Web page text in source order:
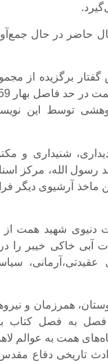
حال حاضر در حال
«به روایت همت» در برگیرنده 32 درس گفتار برگزیده
مصاحبه‌ها، سخنرانی‌ها،
پژوهشی توسط این
شنیداری و
الله، مرکز
ماخذ آرشیوی دیگر
دنیوی شهید همت از
در عملیات آبی خاکی خیبر را
همرزمان و
فصل به فصل کتاب
همت به عوالم
تاریخی دفاع مقدس